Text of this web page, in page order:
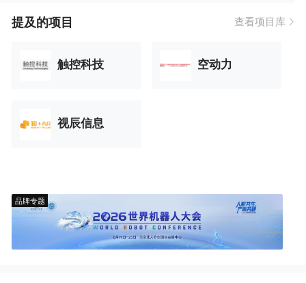
提及的项目 查看项目库
触控科技 空动力
视辰信息
品牌专题